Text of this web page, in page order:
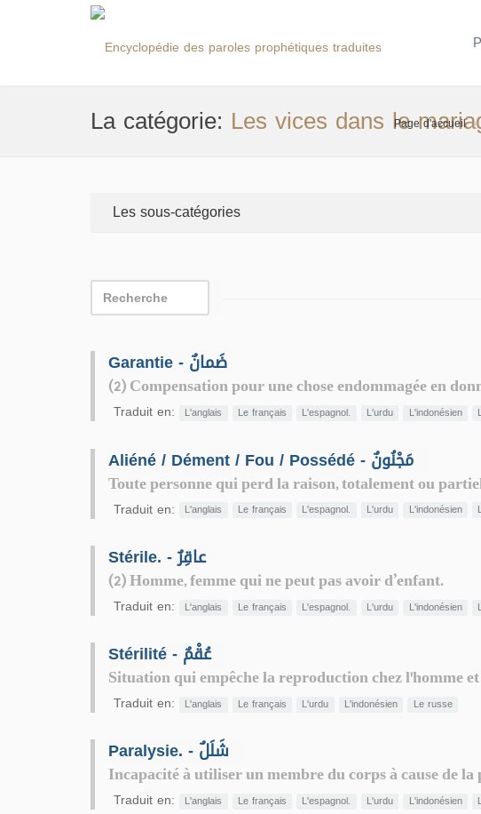
La catégorie: Les vices dans lePage d'accueil
Les sous-catégories
Garantie - ضَمانٌ
(2) Compensation pour une chose endommagée en
Traduit en: L'anglais Le français L'espagnol. L'urdu L'indonésien
Aliéné / Dément / Fou / Possédé - مَجْنُونٌ
Toute personne qui perd la raison, totalement ou
Traduit en: L'anglais Le français L'espagnol. L'urdu L'indonésien
Stérile. - عاقِرٌ
(2) Homme, femme qui ne peut pas avoir d’enfant.
Traduit en: L'anglais Le français L'espagnol. L'urdu L'indonésien
Stérilité - عُقْمٌ
Situation qui empêche la reproduction chez l'homme
Traduit en: L'anglais Le français L'urdu L'indonésien Le russe
Paralysie. - شَلَلٌ
Incapacité à utiliser un membre du corps à cause de
Traduit en: L'anglais Le français L'espagnol. L'urdu L'indonésien